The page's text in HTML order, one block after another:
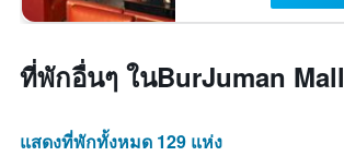
ที่พักอื่นๆ ในBurJuman Mall
แสดงที่พักทั้งหมด 129 แห่ง